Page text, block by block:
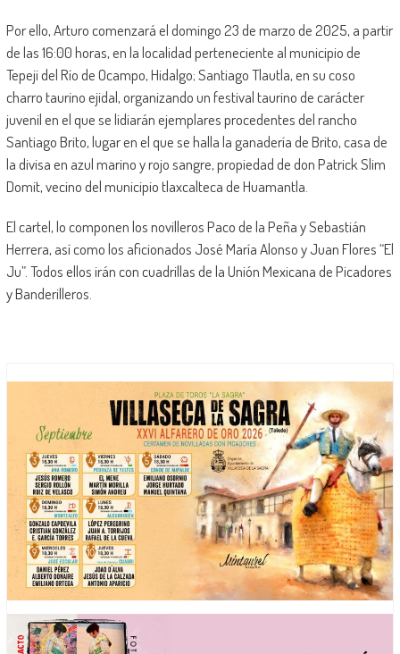
Por ello, Arturo comenzará el domingo 23 de marzo de 2025, a partir
de las 16:00 horas, en la localidad perteneciente al municipio de
Tepeji del Río de Ocampo, Hidalgo; Santiago Tlautla, en su coso
charro taurino ejidal, organizando un festival taurino de carácter
juvenil en el que se lidiarán ejemplares procedentes del rancho
Santiago Brito, lugar en el que se halla la ganadería de Brito, casa de
la divisa en azul marino y rojo sangre, propiedad de don Patrick Slim
Domit, vecino del municipio tlaxcalteca de Huamantla.
El cartel, lo componen los novilleros Paco de la Peña y Sebastián
Herrera, así como los aficionados José María Alonso y Juan Flores “El
Ju”. Todos ellos irán con cuadrillas de la Unión Mexicana de Picadores
y Banderilleros.